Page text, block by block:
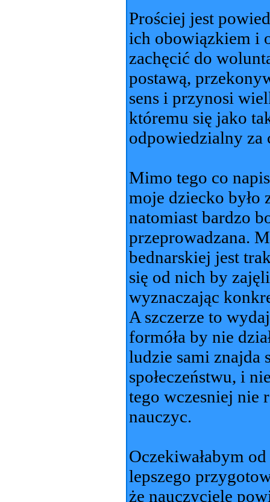
Prościej jest
ich obowiązkiem i
zachęcić do
postawą,
sens i przynosi
któremu się jako
odpowiedzialny za
Mimo tego co
moje dziecko było
natomiast bardzo
przeprowadzana.
bednarskiej jest
się od nich by
wyznaczając
A szczerze to
formóła by nie
ludzie sami znajda
społeczeństwu, i
tego wczesniej nie
nauczyc.
Oczekiwałabym
lepszego
że nauczyciele